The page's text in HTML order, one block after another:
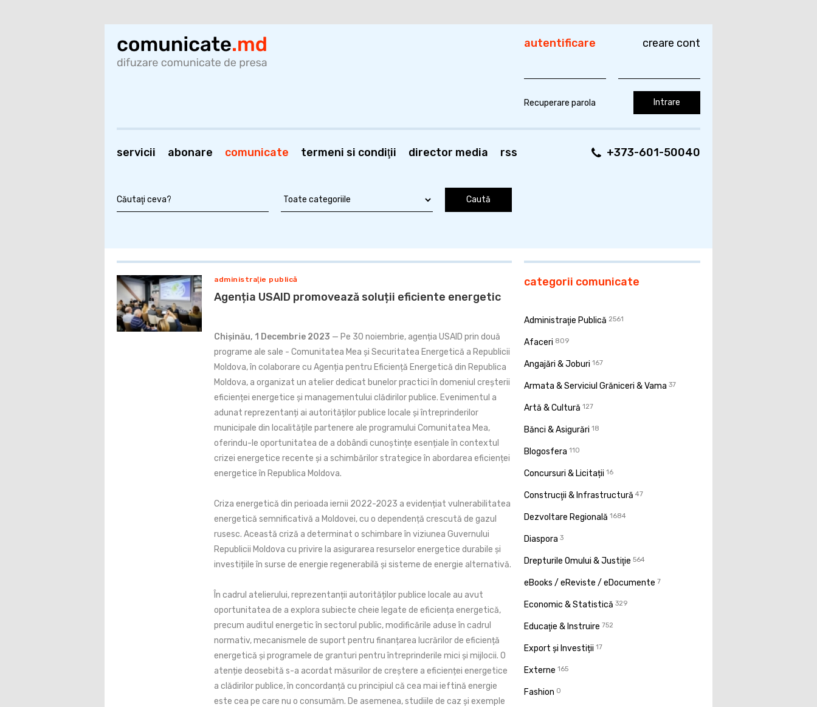
servicii abonare comunicate termeni si condiţii director media rss +373-601-50040
autentificare creare cont
Recuperare parola
administraţie publică
Agenția USAID promovează soluții eficiente energetic
Chișinău, 1 Decembrie 2023 — Pe 30 noiembrie, agenția USAID prin două
programe ale sale - Comunitatea Mea și Securitatea Energetică a Republicii
Moldova, în colaborare cu Agenția pentru Eficiență Energetică din Republica
Moldova, a organizat un atelier dedicat bunelor practici în domeniul creșterii
eficienței energetice și managementului clădirilor publice. Evenimentul a
adunat reprezentanți ai autorităților publice locale și întreprinderilor
municipale din localitățile partenere ale programului Comunitatea Mea,
oferindu-le oportunitatea de a dobândi cunoștințe esențiale în contextul
crizei energetice recente și a schimbărilor strategice în abordarea eficienței
energetice în Republica Moldova.
Criza energetică din perioada iernii 2022-2023 a evidențiat vulnerabilitatea
energetică semnificativă a Moldovei, cu o dependență crescută de gazul
rusesc. Această criză a determinat o schimbare în viziunea Guvernului
Republicii Moldova cu privire la asigurarea resurselor energetice durabile și
investițiile în surse de energie regenerabilă și sisteme de energie alternativă.
În cadrul atelierului, reprezentanții autorităților publice locale au avut
oportunitatea de a explora subiecte cheie legate de eficiența energetică,
precum auditul energetic în sectorul public, modificările aduse în cadrul
normativ, mecanismele de suport pentru finanțarea lucrărilor de eficiență
energetică și programele de granturi pentru întreprinderile mici și mijlocii. O
atenție deosebită s-a acordat măsurilor de creștere a eficienței energetice
a clădirilor publice, în concordanță cu principiul că cea mai ieftină energie
este cea pe care nu o consumăm. De asemenea, studiile de caz și exemple
categorii comunicate
Administraţie Publică 2561
Afaceri 809
Angajări & Joburi 167
Armata & Serviciul Grăniceri & Vama 37
Artă & Cultură 127
Bănci & Asigurări 18
Blogosfera 110
Concursuri & Licitații 16
Construcţii & Infrastructură 47
Dezvoltare Regională 1684
Diaspora 3
Drepturile Omului & Justiţie 564
eBooks / eReviste / eDocumente 7
Economic & Statistică 329
Educaţie & Instruire 752
Export și Investiții 17
Externe 165
Fashion 0